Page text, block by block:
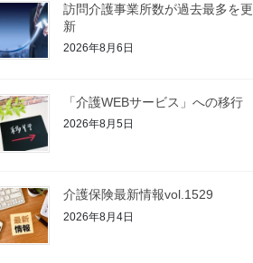
訪問介護事業所数が過去最多を更
新
2026年8月6日
「介護WEBサービス」への移行
2026年8月5日
介護保険最新情報vol.1529
2026年8月4日